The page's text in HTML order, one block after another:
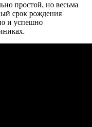
простой, но весьма
срок рождения
и успешно